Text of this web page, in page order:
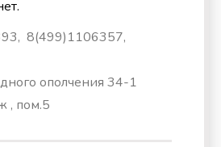
8(499)1106357‬,
ополчения 34-1
, пом.5